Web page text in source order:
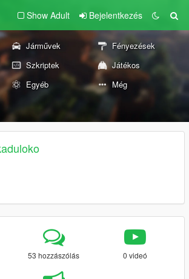
Show Adult Bejelentkezés
Járművek
Fényezések
Szkriptek
Játékos
Egyéb Még
53 hozzászólás 0 videó